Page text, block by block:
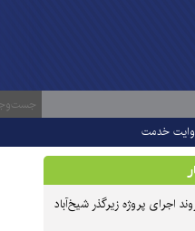
خدمت
منطقه ۲ از روند اجرای پروژه زیرگذر شیخ‌آباد